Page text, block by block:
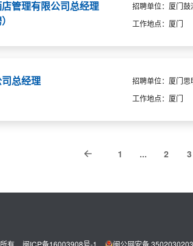
管理有限公司总经理
招聘单位： 厦门鼓
工作地点： 厦门
总经理 招聘单位： 厦门思
工作地点： 厦门
1 ... 2 3
有 闽ICP备16003908号-1 闽公网安备